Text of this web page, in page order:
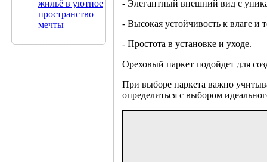
жильё в уютное
пространство
мечты
- Элегантный внешний вид с
- Высокая устойчивость к влаге и
- Простота в установке и уходе.
Ореховый паркет подойдет для
При выборе паркета важно
определиться с выбором